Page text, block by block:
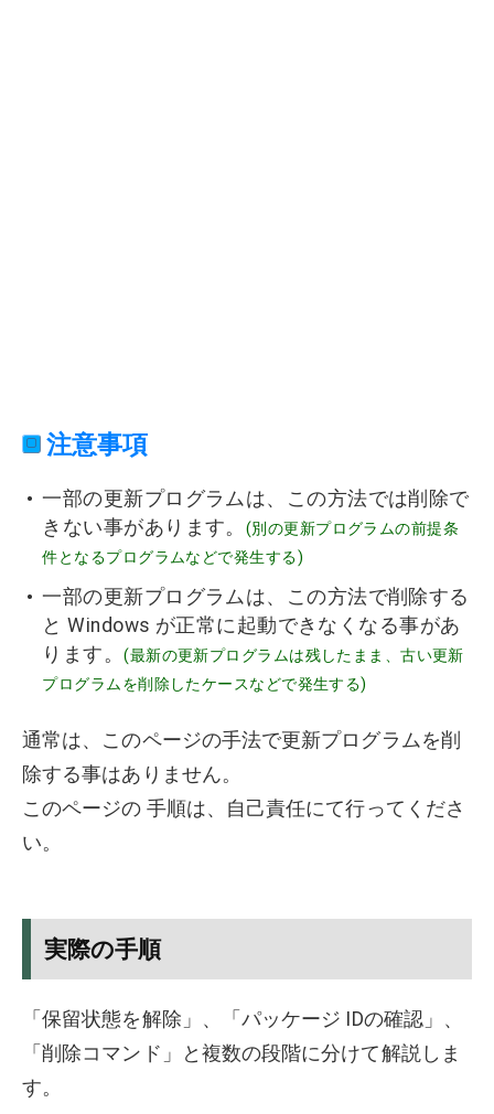
注意事項
一部の更新プログラムは、この方法では削除で
きない事があります。
(別の更新プログラムの前提条
件となるプログラムなどで発生する)
一部の更新プログラムは、この方法で削除する
と Windows が正常に起動できなくなる事があ
ります。(最新の更新プログラムは残したまま、古い更新
プログラムを削除したケースなどで発生する)
通常は、このページの手法で更新プログラムを削
除する事はありません。
このページの 手順は、自己責任にて行ってくださ
い。
実際の手順
「保留状態を解除」、「パッケージ IDの確認」、
「削除コマンド」と複数の段階に分けて解説しま
す。